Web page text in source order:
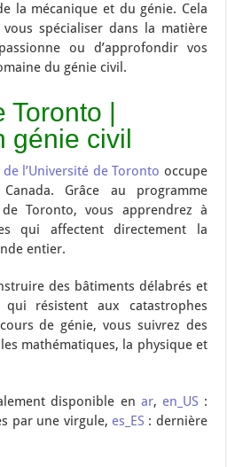
la mécanique et du génie. Cela
spécialiser dans la matière
ou d’approfondir vos
du génie civil.
Toronto |
génie civil
l’Université de Toronto occupe
Grâce au programme
Toronto, vous apprendrez à
qui affectent directement la
entier.
des bâtiments délabrés et
résistent aux catastrophes
de génie, vous suivrez des
mathématiques, la physique et
disponible en ar, en_US :
par une virgule, es_ES : dernière